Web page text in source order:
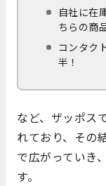
自社に在
ちらの商
コンタク
半！
など、ザッポス
れており、その
で広がっていき
す。